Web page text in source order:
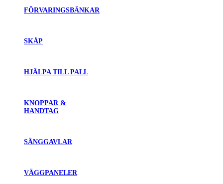
FÖRVARINGSBÄNKAR
SKÅP
HJÄLPA TILL PALL
KNOPPAR &
HANDTAG
SÄNGGAVLAR
VÄGGPANELER